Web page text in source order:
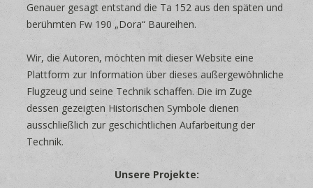
Genauer gesagt entstand die Ta 152 aus den späten und
berühmten Fw 190 „Dora“ Baureihen.
Wir, die Autoren, möchten mit dieser Website eine
Plattform zur Information über dieses außergewöhnliche
Flugzeug und seine Technik schaffen. Die im Zuge
dessen gezeigten Historischen Symbole dienen
ausschließlich zur geschichtlichen Aufarbeitung der
Technik.
Unsere Projekte: